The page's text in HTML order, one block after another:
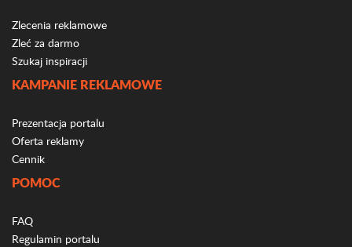
Zlecenia reklamowe
Zleć za darmo
Szukaj inspiracji
KAMPANIE REKLAMOWE
Prezentacja portalu
Oferta reklamy
Cennik
POMOC
FAQ
Regulamin portalu